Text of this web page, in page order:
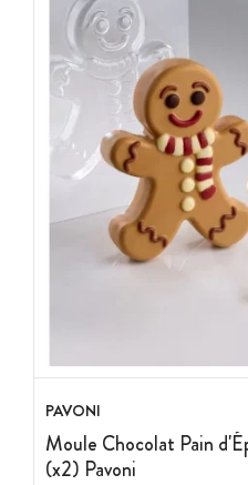
PAVONI
Moule Chocolat Pain
(x2) Pavoni